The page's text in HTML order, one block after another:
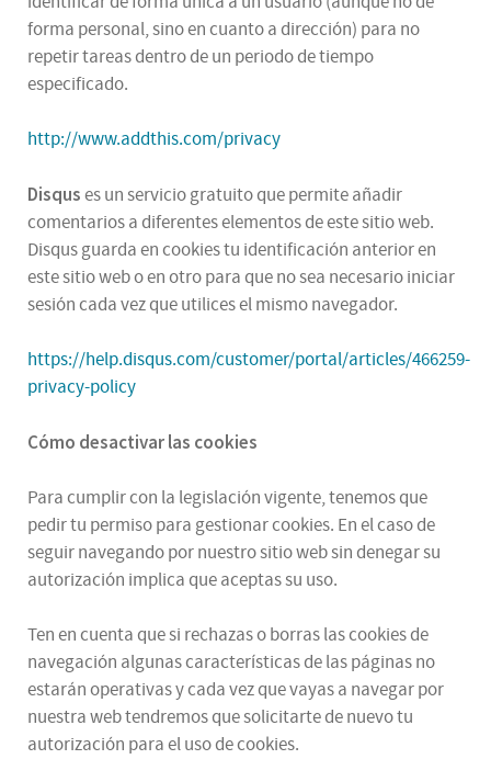
forma personal, sino en cuanto a dirección) para no
repetir tareas dentro de un periodo de tiempo
especificado.
http://www.addthis.com/privacy
Disquses un servicio gratuito que permite añadir
comentarios a diferentes elementos de este sitio web.
Disqus guarda en cookies tu identificación anterior en
este sitio web o en otro para que no sea necesario iniciar
sesión cada vez que utilices el mismo navegador.
https://help.disqus.com/customer/portal/articles/466259-
privacy-policy
Cómo desactivar las cookies
Para cumplir con la legislación vigente, tenemos que
pedir tu permiso para gestionar cookies. En el caso de
seguir navegando por nuestro sitio web sin denegar su
autorización implica que aceptas su uso.
Ten en cuenta que si rechazas o borras las cookies de
navegación algunas características de las páginas no
estarán operativas y cada vez que vayas a navegar por
nuestra web tendremos que solicitarte de nuevo tu
autorización para el uso de cookies.